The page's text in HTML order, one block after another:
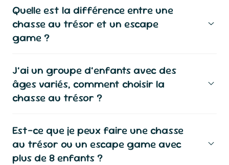
Quelle est la différence entre une
chasse au trésor et un escape
game ?
J’ai un groupe d’enfants avec des
âges variés, comment choisir la
chasse au trésor ?
Est-ce que je peux faire une chasse
au trésor ou un escape game avec
plus de 8 enfants ?